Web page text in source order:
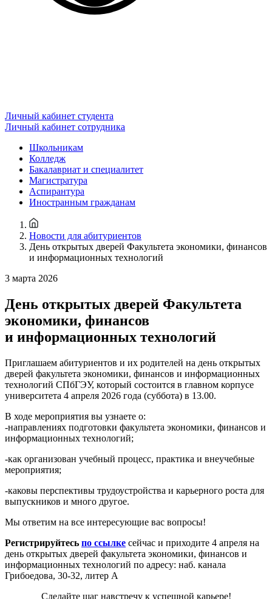
Личный кабинет студента
Личный кабинет сотрудника
Школьникам
Колледж
Бакалавриат и специалитет
Магистратура
Аспирантура
Иностранным гражданам
Новости для абитуриентов
День открытых дверей Факультета экономики, финансов
и информационных технологий
3 марта 2026
День открытых дверей Факультета
экономики, финансов
и информационных технологий
Приглашаем абитуриентов и их родителей на день открытых
дверей факультета экономики, финансов и информационных
технологий СПбГЭУ, который состоится в главном корпусе
университета 4 апреля 2026 года (суббота) в 13.00.
В ходе мероприятия вы узнаете о:
-направлениях подготовки факультета экономики, финансов и
информационных технологий;
-как организован учебный процесс, практика и внеучебные
мероприятия;
-каковы перспективы трудоустройства и карьерного роста для
выпускников и много другое.
Мы ответим на все интересующие вас вопросы!
Регистрируйтесь по ссылке сейчас и приходите 4 апреля на
день открытых дверей факультета экономики, финансов и
информационных технологий по адресу: наб. канала
Грибоедова, 30-32, литер А
Сделайте шаг навстречу к успешной карьере!